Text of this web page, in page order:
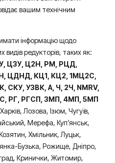
вашим технічним
інформацію щодо
видів редукторів, таких як:
Ц3У, Ц2Н, РМ, РЦД,
ЦДНД, КЦ1, КЦ2, 1МЦ2С,
УЗВК, А, Ч, 2Ч, NMRV,
РГ, РГСП, 3МП, 4МП, 5МП
Лозова, Ізюм, Чугуїв,
Мерефа, Куп’янськ,
Хмільник, Луцьк,
Бузька, Рожище, Дніпро,
Кринички, Житомир,